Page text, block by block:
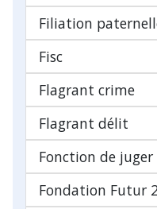
Filiation
Fisc
Flagrant crime
Flagrant délit
Fonction de juger
Fondation Futur